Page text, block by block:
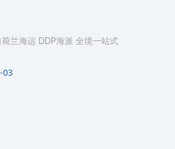
兰海运 DDP海派 全境一站式
03